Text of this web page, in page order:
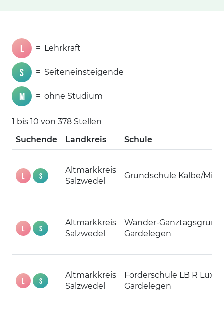
L = Lehrkraft
S = Seiteneinsteigende
M = ohne Studium
1 bis 10 von 378 Stellen
Suchende
Landkreis Schule
L S
Altmarkkreis
Salzwedel
Grundschule Kalbe/
L S
Altmarkkreis
Salzwedel
Wander-
Gardelegen
L S
Altmarkkreis
Salzwedel
Förderschule LB R
Gardelegen